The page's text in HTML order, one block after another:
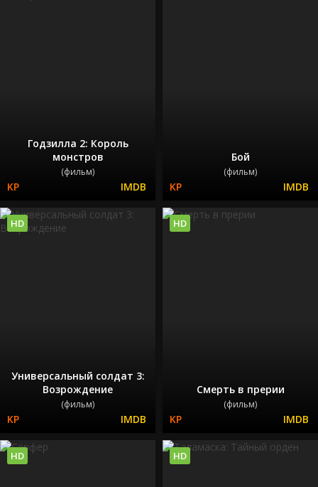
Годзилла 2: Король
монстров
(фильм)
Бой
(фильм)
Универсальный солдат 3:
Возрождение
(фильм)
HD
Смерть в прерии
(фильм)
HD
HD HD